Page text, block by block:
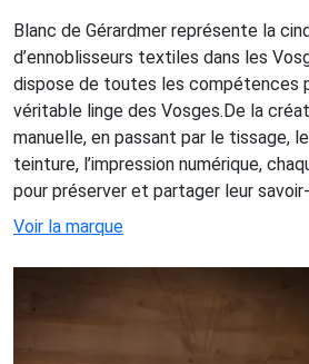
Blanc de Gérardmer représente la
d’ennoblisseurs textiles dans les
dispose de toutes les compétences
véritable linge des Vosges.De la
manuelle, en passant par le tissage,
teinture, l’impression numérique,
pour préserver et partager leur
Voir la marque